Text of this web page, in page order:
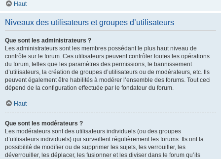
Haut
Niveaux des utilisateurs et groupes d’utilisateurs
Que sont les administrateurs ?
Les administrateurs sont les membres possédant le plus haut niveau de
contrôle sur le forum. Ces utilisateurs peuvent contrôler toutes les opérations
du forum, telles que les paramètres des permissions, le bannissement
d’utilisateurs, la création de groupes d’utilisateurs ou de modérateurs, etc. Ils
peuvent également être habilités à modérer l’ensemble des forums. Tout ceci
dépend de la configuration effectuée par le fondateur du forum.
Haut
Que sont les modérateurs ?
Les modérateurs sont des utilisateurs individuels (ou des groupes
d’utilisateurs individuels) qui surveillent régulièrement les forums. Ils ont la
possibilité de modifier ou de supprimer les sujets, les verrouiller, les
déverrouiller, les déplacer, les fusionner et les diviser dans le forum qu’ils